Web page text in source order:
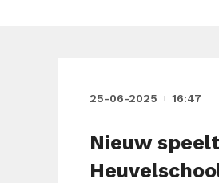
25-06-2025 16:47
Nieuw